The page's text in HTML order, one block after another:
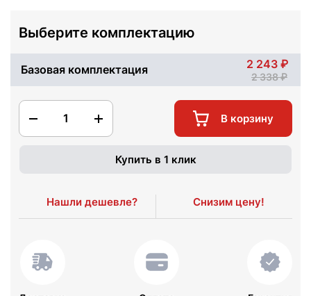
Выберите комплектацию
Базовая комплектация 2 243
2 338
1 В корзину
Купить в 1 клик
Нашли дешевле? Снизим цену!